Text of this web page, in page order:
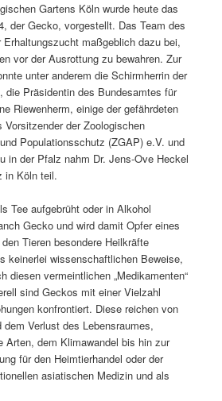
Gartens Köln wurde heute das
der Gecko, vorgestellt. Das Team des
maßgeblich dazu bei,
vor der Ausrottung zu bewahren. Zur
unter anderem die Schirmherrin der
die Präsidentin des Bundesamtes für
Riewenherm, einige der gefährdeten
der Zoologischen
Populationsschutz (ZGAP) e.V. und
in der Pfalz nahm Dr. Jens-Ove Heckel
in Köln teil.
Tee aufgebrüht oder in Alkohol
Gecko und wird damit Opfer eines
Tieren besondere Heilkräfte
keinerlei wissenschaftlichen Beweise,
diesen vermeintlichen „Medikamenten“
sind Geckos mit einer Vielzahl
konfrontiert. Diese reichen von
Verlust des Lebensraumes,
Arten, dem Klimawandel bis hin zur
für den Heimtierhandel oder der
asiatischen Medizin und als